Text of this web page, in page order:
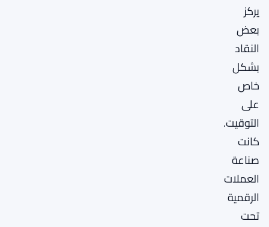
يركز
بعض
النقاد
بشكل
خاص
على
التوقيت.
كانت
صناعة
العملات
الرقمية
تحت